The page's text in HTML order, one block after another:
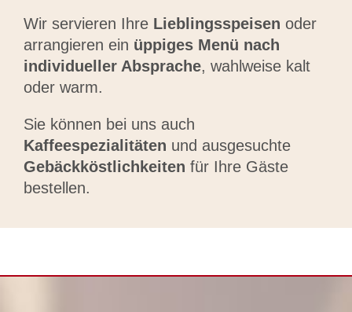
Wir servieren Ihre Lieblingsspeisen oder
arrangieren ein üppiges Menü nach
individueller Absprache, wahlweise kalt
oder warm.
Sie können bei uns auch
Kaffeespezialitäten und ausgesuchte
Gebäckköstlichkeiten für Ihre Gäste
bestellen.